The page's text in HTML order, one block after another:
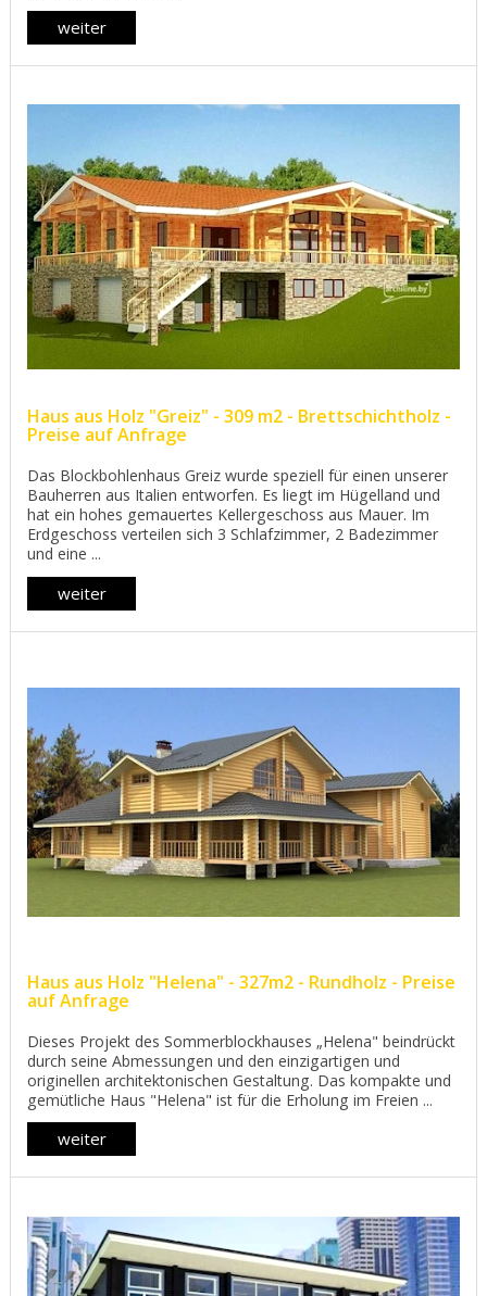
weiter
Haus aus Holz "Greiz" - 309 m2 - Brettschichtholz -
Preise auf Anfrage
Das Blockbohlenhaus Greiz wurde speziell für einen unserer
Bauherren aus Italien entworfen. Es liegt im Hügelland und
hat ein hohes gemauertes Kellergeschoss aus Mauer. Im
Erdgeschoss verteilen sich 3 Schlafzimmer, 2 Badezimmer
und eine ...
weiter
Haus aus Holz "Helena" - 327m2 - Rundholz - Preise
auf Anfrage
Dieses Projekt des Sommerblockhauses „Helena" beindrückt
durch seine Abmessungen und den einzigartigen und
originellen architektonischen Gestaltung. Das kompakte und
gemütliche Haus "Helena" ist für die Erholung im Freien ...
weiter